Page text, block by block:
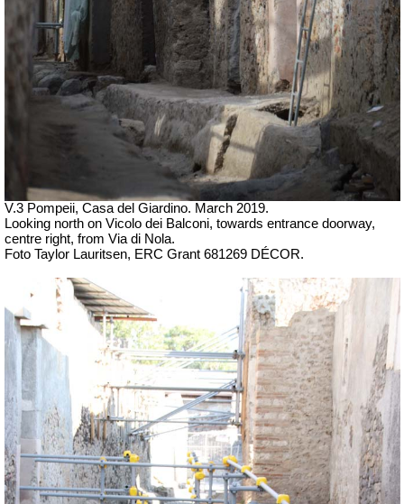
V.3 Pompeii, Casa del Giardino. March 2019.
Looking north on Vicolo dei Balconi, towards entrance doorway,
centre right, from Via di Nola.
Foto Taylor Lauritsen, ERC Grant 681269 DÉCOR.